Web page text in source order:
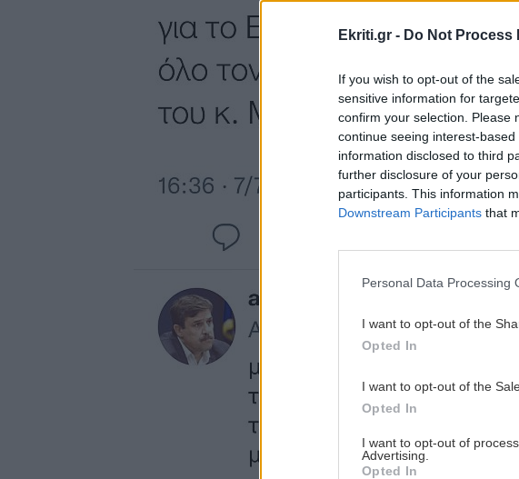
Ekriti.gr - Do Not Process
If you wish to opt-out of the
sensitive information for
confirm your selection. Please
continue seeing interest-
information disclosed to third
further disclosure of your
participants. This information
Downstream Participants that
Personal Data Processing
I want to opt-out of the
Opted In
I want to opt-out of the
Opted In
I want to opt-out of
Advertising.
Opted In